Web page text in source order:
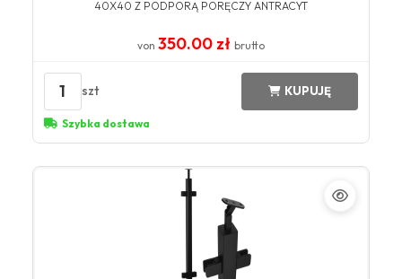
40X40 Z PODPORĄ PORĘCZY ANTRACYT
von 350.00 zł brutto
1 szt KUPUJĘ
Szybka dostawa